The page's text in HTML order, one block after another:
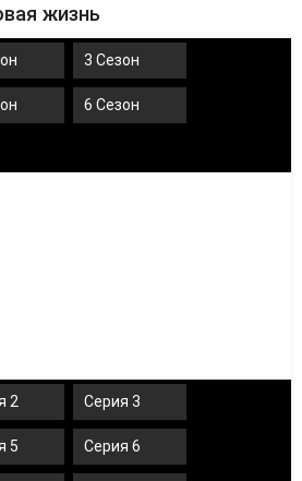
жизнь
3 Сезон
6 Сезон
2 Серия 3
5 Серия 6